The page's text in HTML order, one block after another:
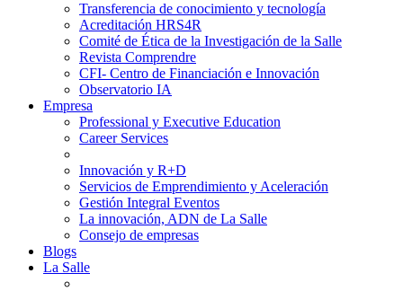
Transferencia de conocimiento y tecnología
Acreditación HRS4R
Comité de Ética de la Investigación de la Salle
Revista Comprendre
CFI- Centro de Financiación e Innovación
Observatorio IA
Empresa
Professional y Executive Education
Career Services
Innovación y R+D
Servicios de Emprendimiento y Aceleración
Gestión Integral Eventos
La innovación, ADN de La Salle
Consejo de empresas
Blogs
La Salle